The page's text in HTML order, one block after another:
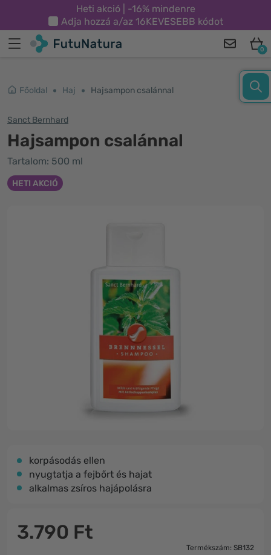
Heti akció | -16% mindenre
Adja hozzá a/az 16KEVESEBB kódot
0
Főoldal Haj Hajsampon csalánnal
Sanct Bernhard
Hajsampon csalánnal
Tartalom: 500 ml
HETI AKCIÓ
korpásodás ellen
nyugtatja a fejbőrt és hajat
alkalmas zsíros hajápolásra
3.790 Ft
Termékszám: SB132